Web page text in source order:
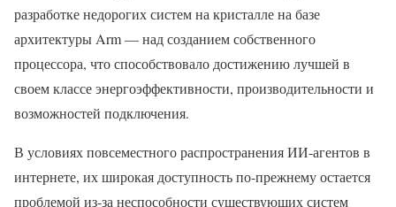
разработке недорогих систем на кристалле на базе
архитектуры Arm — над созданием собственного
процессора, что способствовало достижению лучшей в
своем классе энергоэффективности, производительности и
возможностей подключения.
В условиях повсеместного распространения ИИ-агентов в
интернете, их широкая доступность по-прежнему остается
проблемой из-за неспособности существующих систем